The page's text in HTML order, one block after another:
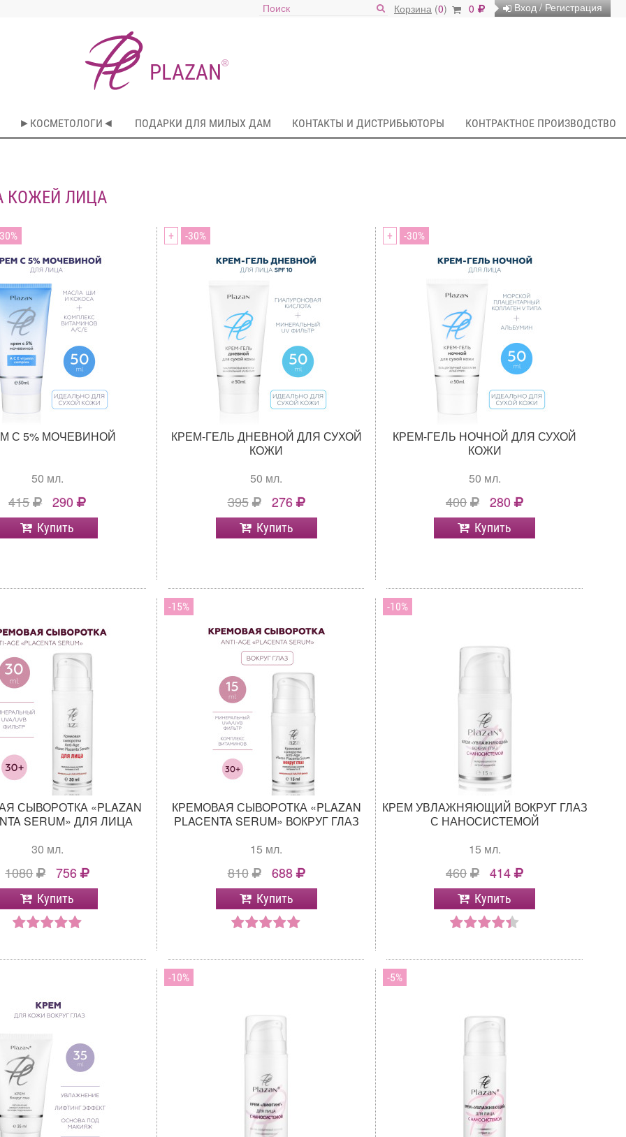
Корзина (0) 0 Вход / Регистрация
PLAZAN®
►КОСМЕТОЛОГИ◄ ПОДАРКИ ДЛЯ МИЛЫХ ДАМ КОНТАКТЫ И ДИСТРИБЬЮТОРЫ КОНТРАКТНОЕ ПРОИЗВОДСТВО
КОЖЕЙ ЛИЦА
С 5% МОЧЕВИНОЙ
50 мл.
415 290
Купить
+ 30
КРЕМ-ГЕЛЬ ДНЕВНОЙ ДЛЯ СУХОЙ
КОЖИ
50 мл.
395 276
Купить
+ 30
КРЕМ-ГЕЛЬ НОЧНОЙ ДЛЯ СУХОЙ
КОЖИ
50 мл.
400 280
Купить
СЫВОРОТКА «PLAZAN
SERUM» ДЛЯ ЛИЦА
30 мл.
1080 756
Купить
15
КРЕМОВАЯ СЫВОРОТКА «PLAZAN
PLACENTA SERUM» ВОКРУГ ГЛАЗ
15 мл.
810 688
Купить
10
КРЕМ УВЛАЖНЯЮЩИЙ ВОКРУГ ГЛАЗ
С НАНОСИСТЕМОЙ
15 мл.
460 414
Купить
10 5